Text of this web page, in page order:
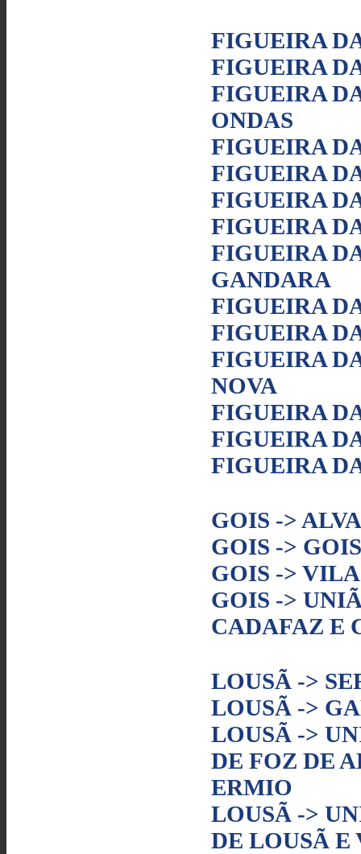
FIGUEIRA
FIGUEIRA
FIGUEIRA
ONDAS
FIGUEIRA
FIGUEIRA
FIGUEIRA
FIGUEIRA
FIGUEIRA
GANDARA
FIGUEIRA
FIGUEIRA
FIGUEIRA
NOVA
FIGUEIRA
FIGUEIRA
FIGUEIRA
GOIS ->
GOIS -> GOIS
GOIS ->
GOIS ->
CADAFAZ E
LOUSÃ ->
LOUSÃ ->
LOUSÃ ->
DE FOZ DE
ERMIO
LOUSÃ ->
DE LOUSÃ